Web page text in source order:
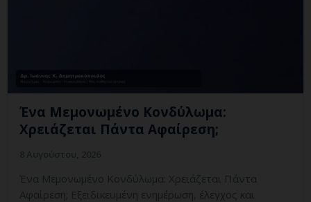
Ένα Μεμονωμένο Κονδύλωμα:
Χρειάζεται Πάντα Αφαίρεση;
Ένα Μεμονωμένο Κονδύλωμα: Χρειάζεται Πάντα
Αφαίρεση; Εξειδικευμένη ενημέρωση, έλεγχος και